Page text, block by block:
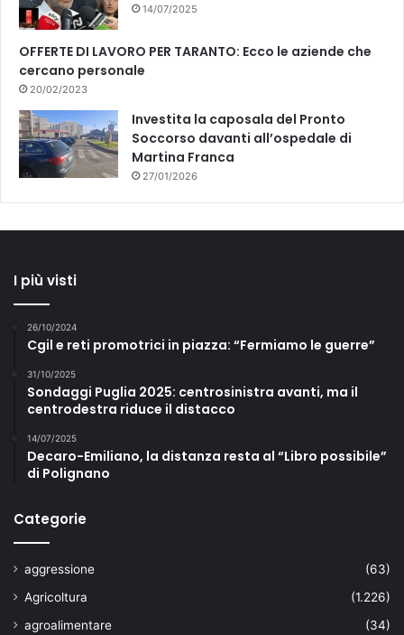
14/07/2025
OFFERTE DI LAVORO PER TARANTO: Ecco le aziende che
cercano personale
20/02/2023
Investita la caposala del Pronto
Soccorso davanti all’ospedale di
Martina Franca
27/01/2026
I più visti
26/10/2024
Cgil e reti promotrici in piazza: “Fermiamo le guerre”
31/10/2025
Sondaggi Puglia 2025: centrosinistra avanti, ma il
centrodestra riduce il distacco
14/07/2025
Decaro-Emiliano, la distanza resta al “Libro possibile”
di Polignano
Categorie
aggressione
(63)
Agricoltura
(1.226)
agroalimentare
(34)